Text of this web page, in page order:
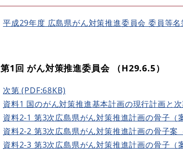
平成29年度 広島県がん対策推進委員会 委員等
第1回 がん対策推進委員会 （H29.6.5）
次第 (PDF:68KB)
資料1 国のがん対策推進基本計画の現行計画と
資料2-1 第3次広島県がん対策推進計画の骨子（
資料2-2 第3次広島県がん対策推進計画の骨子案
資料2-3 第3次広島県がん対策推進計画の骨子